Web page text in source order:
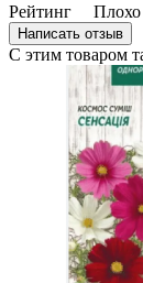
Рейтинг Плохо
Написать отзыв
С этим товаром